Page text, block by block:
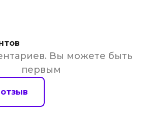
Вы можете быть
первым